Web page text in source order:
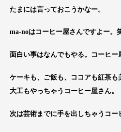
たまには言っておこうかなー。
ma-noはコーヒー屋さんですよー。
面白い事はなんでもやる。コーヒー
ケーキも、ご飯も、ココアも紅茶も
大工もやっちゃうコーヒー屋さん。
次は芸術までに手を出しちゃうコー